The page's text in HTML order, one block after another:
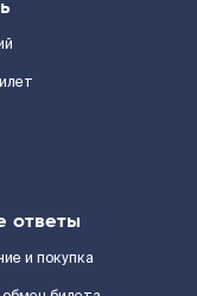
ответы
и покупка